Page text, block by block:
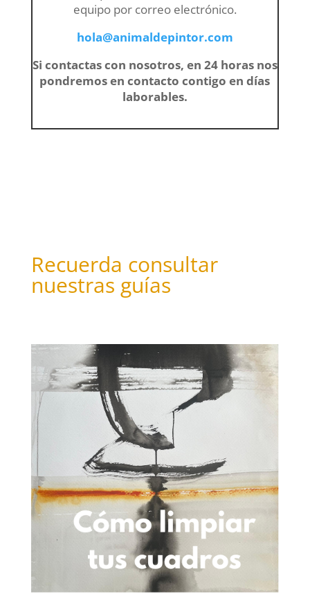
equipo por correo electrónico.
hola@animaldepintor.com
Si contactas con nosotros, en 24 horas nos
pondremos en contacto contigo en días
laborables.
Recuerda consultar
nuestras guías